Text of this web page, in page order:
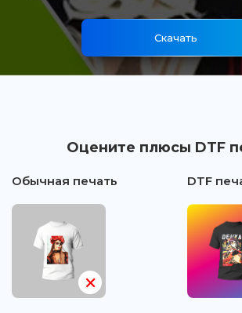
Скачать
Оцените плюсы DTF
Обычная печать DTF